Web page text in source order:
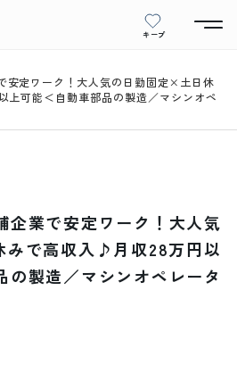
キープ
安定ワーク！大人気の日勤固定×土日休
上可能＜自動車部品の製造／マシンオペ
企業で安定ワーク！大人気
みで高収入♪月収28万円以
の製造／マシンオペレータ